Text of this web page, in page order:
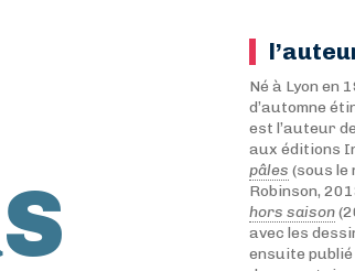
Né à Lyon en
d’automne
est l’auteur
aux éditions
pâles (sous le
Robinson,
hors saison
avec les
ensuite